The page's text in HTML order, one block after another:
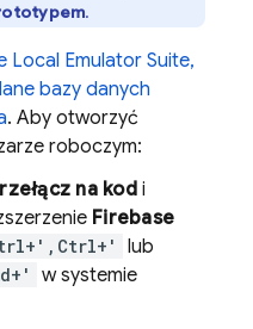
.
Local Emulator Suite,
bazy danych
. Aby otworzyć
roboczym:
na kodi
Firebase
lub
w systemie